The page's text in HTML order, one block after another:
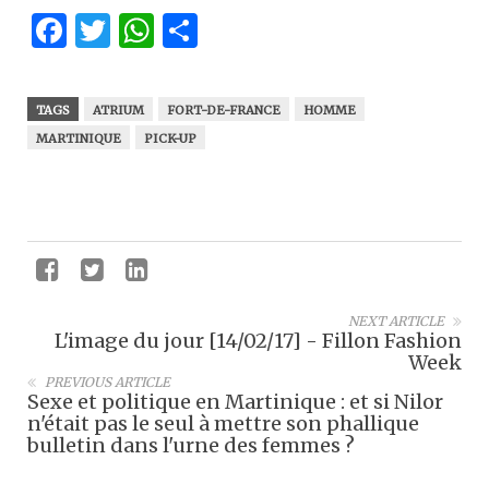
Facebook
Twitter
WhatsApp
TAGS ATRIUM FORT-DE-FRANCE
HOMME
MARTINIQUE
PICK-UP
NEXT ARTICLE
L'image du jour [14/02/17] - Fillon Fashion
Week
PREVIOUS ARTICLE
Sexe et politique en Martinique : et si Nilor
n'était pas le seul à mettre son phallique
bulletin dans l'urne des femmes ?